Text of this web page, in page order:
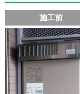
施工前